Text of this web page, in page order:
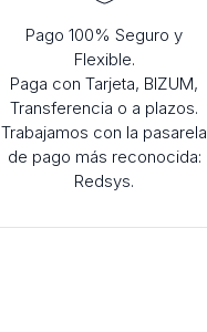
Pago 100% Seguro y
Flexible.
Paga con Tarjeta, BIZUM,
Transferencia o a plazos.
Trabajamos con la pasarela
de pago más reconocida:
Redsys.